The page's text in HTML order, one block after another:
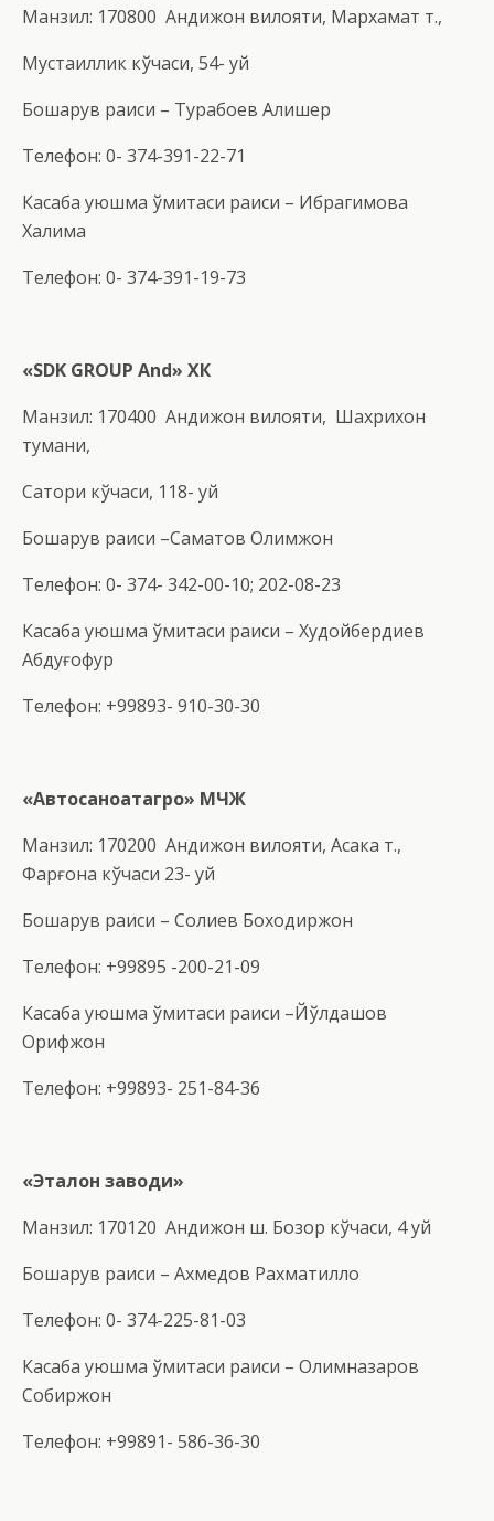
Манзил: 170800 Андижон вилояти, Мархамат т.,
Мустақиллик кўчаси, 54- уй
Бошқарув раиси – Турабоев Алишер
Телефон: 0- 374-391-22-71
Касаба уюшма қўмитаси раиси – Ибрагимова
Халима
Телефон: 0- 374-391-19-73
«SDK GROUP And» ХК
Манзил: 170400 Андижон вилояти, Шахрихон
тумани,
Сатори кўчаси, 118- уй
Бошқарув раиси –Саматов Олимжон
Телефон: 0- 374- 342-00-10; 202-08-23
Касаба уюшма қўмитаси раиси – Худойбердиев
Абдуғофур
Телефон: +99893- 910-30-30
«Автосаноатагро» МЧЖ
Манзил: 170200 Андижон вилояти, Асака т.,
Фарғона кўчаси 23- уй
Бошқарув раиси – Солиев Боходиржон
Телефон: +99895 -200-21-09
Касаба уюшма қўмитаси раиси –Йўлдашов
Орифжон
Телефон: +99893- 251-84-36
«Эталон заводи»
Манзил: 170120 Андижон ш. Бозор кўчаси, 4 уй
Бошқарув раиси – Ахмедов Рахматилло
Телефон: 0- 374-225-81-03
Касаба уюшма қўмитаси раиси – Олимназаров
Собиржон
Телефон: +99891- 586-36-30